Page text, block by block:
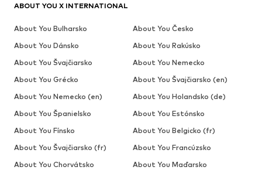
ABOUT YOU X INTERNATIONAL
About You Bulharsko
About You Česko
About You Dánsko
About You Rakúsko
About You Švajčiarsko
About You Nemecko
About You Grécko
About You Švajčiarsko (en)
About You Nemecko (en)
About You Holandsko (de)
About You Španielsko
About You Estónsko
About You Fínsko
About You Belgicko (fr)
About You Švajčiarsko (fr)
About You Francúzsko
About You Chorvátsko
About You Maďarsko